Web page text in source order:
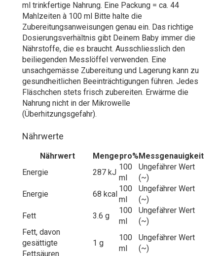
ml trinkfertige Nahrung. Eine Packung = ca. 44
Mahlzeiten à 100 ml Bitte halte die
Zubereitungsanweisungen genau ein. Das richtige
Dosierungsverhältnis gibt Deinem Baby immer die
Nährstoffe, die es braucht. Ausschliesslich den
beiliegenden Messlöffel verwenden. Eine
unsachgemässe Zubereitung und Lagerung kann zu
gesundheitlichen Beeinträchtigungen führen. Jedes
Fläschchen stets frisch zubereiten. Erwärme die
Nahrung nicht in der Mikrowelle
(Überhitzungsgefahr).
Nährwerte
Nährwert Mengepro%Messgenauigkeit
Energie
287 kJ
100
ml
Ungefährer Wert
(~)
Energie
68 kcal
100
ml
Ungefährer Wert
(~)
Fett
3.6 g
100
ml
Ungefährer Wert
(~)
Fett, davon
gesättigte
Fettsäuren
1 g
100
ml
Ungefährer Wert
(~)